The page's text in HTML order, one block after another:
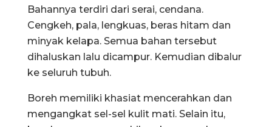
Bahannya terdiri dari serai, cendana.
Cengkeh, pala, lengkuas, beras hitam dan
minyak kelapa. Semua bahan tersebut
dihaluskan lalu dicampur. Kemudian dibalur
ke seluruh tubuh.
Boreh memiliki khasiat mencerahkan dan
mengangkat sel-sel kulit mati. Selain itu,